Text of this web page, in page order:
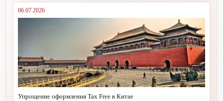
06.07.2026
Упрощение оформления Tax Free в Китае